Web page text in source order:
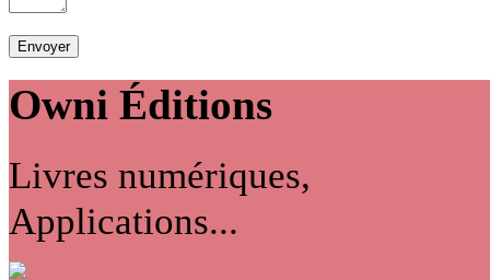
Owni Éditions
Livres numériques,
Applications...